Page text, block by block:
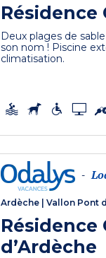
Résidence
Deux plages de
son nom ! Piscine
climatisation.
-
Ardèche |Vallon Pont
d’Ardèche